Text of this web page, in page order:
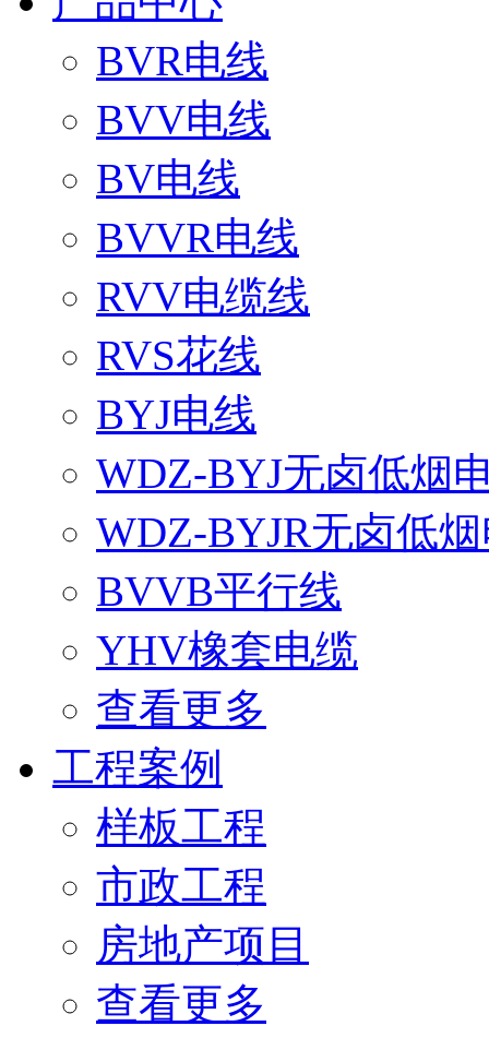
BVR电线
BVV电线
BV电线
BVVR电线
RVV电缆线
RVS花线
BYJ电线
WDZ-BYJ无卤低烟
WDZ-BYJR无卤低
BVVB平行线
YHV橡套电缆
查看更多
工程案例
样板工程
市政工程
房地产项目
查看更多